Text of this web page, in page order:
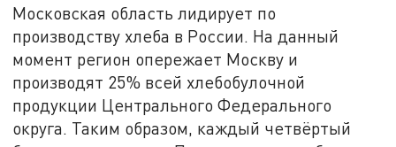
Московская область лидирует по
производству хлеба в России. На данный
момент регион опережает Москву и
производят 25% всей хлебобулочной
продукции Центрального Федерального
округа. Таким образом, каждый четвёртый